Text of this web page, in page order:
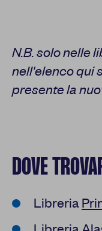
N.B. solo nelle
nell'elenco qui
presente la
DOVE
Libreria